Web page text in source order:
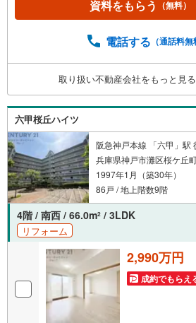
西宮・尼崎・伊丹・宝塚にて8
ースがございます。 8店舗すべ
さい。■取り扱い物件多数ござ
は2000万円台の新築戸建や、
を始め多数物件を取り扱ってい
載しきれない物件もご紹介でき
ださい。
資料をもらう （無料）
電話する （通話料無
取り扱い不動産会社をもっと見
六甲桜丘ハイツ
阪急神戸本線 「六甲」駅
兵庫県神戸市灘区桜ケ丘
1997年1月（築30年）
86戸 / 地上階数9階
4階 / 南西 / 66.0m2 / 3LDK
リフォーム
2,990万円
成約でもらえ